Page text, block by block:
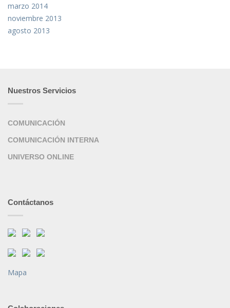
marzo 2014
noviembre 2013
agosto 2013
Nuestros Servicios
COMUNICACIÓN
COMUNICACIÓN INTERNA
UNIVERSO ONLINE
Contáctanos
Mapa